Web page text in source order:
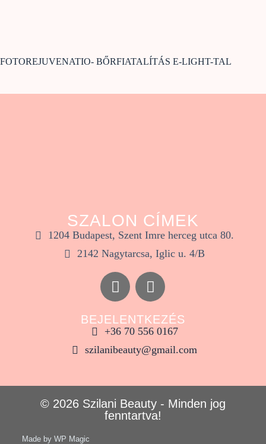
FOTOREJUVENATIO- BŐRFIATALÍTÁS E-LIGHT-TAL
SZALON CÍMEK
1204 Budapest, Szent Imre herceg utca 80.
2142 Nagytarcsa, Iglic u. 4/B
BEJELENTKEZÉS
+36 70 556 0167
szilanibeauty@gmail.com
© 2026 Szilani Beauty - Minden jog
fenntartva!
Made by WP Magic